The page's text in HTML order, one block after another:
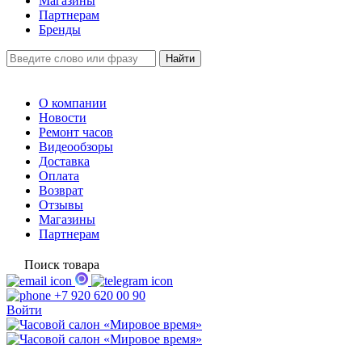
Партнерам
Бренды
О компании
Новости
Ремонт часов
Видеообзоры
Доставка
Оплата
Возврат
Отзывы
Магазины
Партнерам
Поиск товара
+7 920 620 00 90
Войти